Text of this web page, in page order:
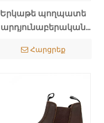
Երկաթե պողպատե
արդյունաբերական
անվտանգության
Հարցրեք